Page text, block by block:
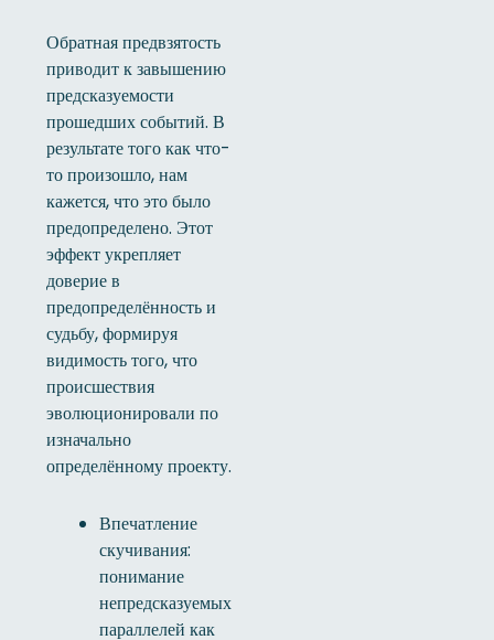
Обратная предвзятость
приводит к завышению
предсказуемости
прошедших событий. В
результате того как что-
то произошло, нам
кажется, что это было
предопределено. Этот
эффект укрепляет
доверие в
предопределённость и
судьбу, формируя
видимость того, что
происшествия
эволюционировали по
изначально
определённому проекту.
Впечатление
скучивания:
понимание
непредсказуемых
параллелей как